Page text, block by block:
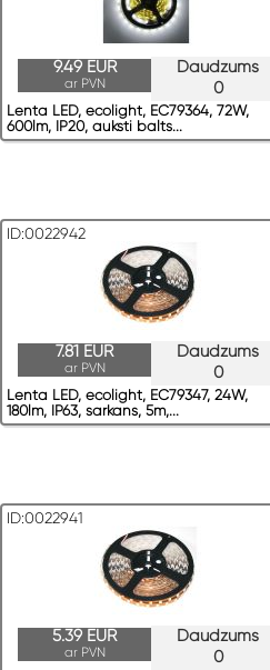
Daudzums
0
9.49 EUR
ar PVN
Lenta LED, ecolight, EC79364, 72W,
600lm, IP20, auksti balts...
ID:0022942
Daudzums
0
7.81 EUR
ar PVN
Lenta LED, ecolight, EC79347, 24W,
180lm, IP63, sarkans, 5m,...
ID:0022941
Daudzums
0
5.39 EUR
ar PVN